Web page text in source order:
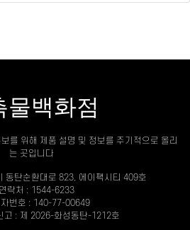
물백화점
를 위해 제품 설명 및 정보를 주기적으로 올리
는 곳입니다
동탄순환대로 823, 에이팩시티 409호
연락처 : 1544-6233
번호 : 140-77-00649
고 : 제 2026-화성동탄-1212호